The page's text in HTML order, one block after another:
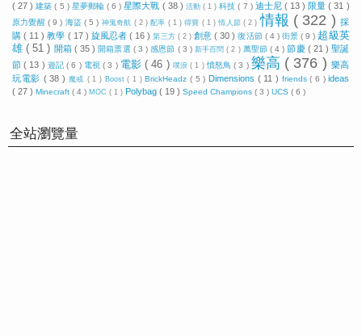
( 27 )建築( 5 ) 星夢郵輪( 6 )星際大戰 ( 38 ) 活動( 1 )科技( 7 ) 迪士尼 ( 13 )限量( 31 )
原力覺醒 ( 9 ) 海盜( 5 ) 神鬼奇航 ( 2 )配率 ( 1 )得寶 ( 1 )情人節( 2 )情報 ( 322 ) 採
購( 11 )教學 ( 17 ) 旋風忍者( 16 )第三方 ( 2 ) 創意( 30 )復活節 ( 4 ) 街景( 9 ) 超級英
雄( 51 ) 開箱 ( 35 )開箱票選 ( 3 )感恩節 ( 3 ) 新手百問( 2 ) 萬聖節( 4 )節慶 ( 21 )聖誕
節( 13 ) 遊記( 6 ) 電視( 3 ) 電影( 46 ) 噗浪( 1 ) 憤怒鳥( 3 ) 樂高 ( 376 ) 樂高
玩電影 ( 38 ) 魔戒 ( 1 ) Boost( 1 ) BrickHeadz( 5 ) Dimensions ( 11 ) friends( 6 )ideas
( 27 ) Minecraft ( 4 ) MOC ( 1 ) Polybag ( 19 ) Speed Champions ( 3 ) UCS ( 6 )
全站瀏覽量